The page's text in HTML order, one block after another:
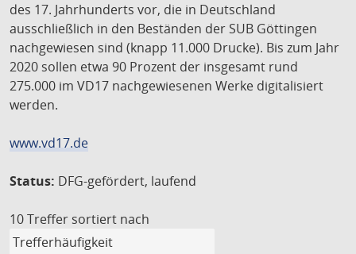
des 17. Jahrhunderts vor, die in Deutschland
ausschließlich in den Beständen der SUB Göttingen
nachgewiesen sind (knapp 11.000 Drucke). Bis zum Jahr
2020 sollen etwa 90 Prozent der insgesamt rund
275.000 im VD17 nachgewiesenen Werke digitalisiert
werden.
www.vd17.de
Status: DFG-gefördert, laufend
10 Treffer sortiert nach